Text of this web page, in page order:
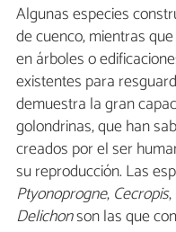
Algunas especies
de cuenco, mientras
en árboles o
existentes para
demuestra la gran
golondrinas, que han
creados por el ser
su reproducción. Las
Ptyonoprogne, Cecropis,
Delichonson las que